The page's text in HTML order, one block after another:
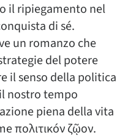
il ripiegamento nel
di sé.
un romanzo che
del potere
il senso della politica
nostro tempo
piena della vita
πολιτικóν ζῷον.